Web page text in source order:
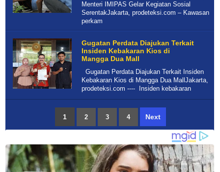
Menteri IMIPAS Gelar Kegiatan Sosial
SerentakJakarta, prodeteksi.com – Kawasan
perkam
Gugatan Perdata Diajukan Terkait
Insiden Kebakaran Kios di
Mangga Dua Mall
Gugatan Perdata Diajukan Terkait Insiden
Kebakaran Kios di Mangga Dua MallJakarta,
prodeteksi.com ---- Insiden kebakaran
1 2 3 4 Next